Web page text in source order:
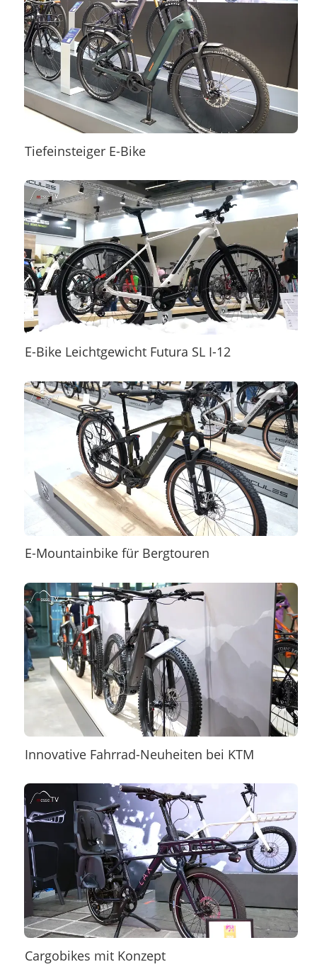
Tiefeinsteiger E-Bike
E-Bike Leichtgewicht Futura SL I-12
E-Mountainbike für Bergtouren
Innovative Fahrrad-Neuheiten bei KTM
Cargobikes mit Konzept